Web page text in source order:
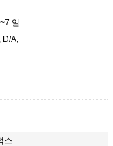
일
D/A,
스